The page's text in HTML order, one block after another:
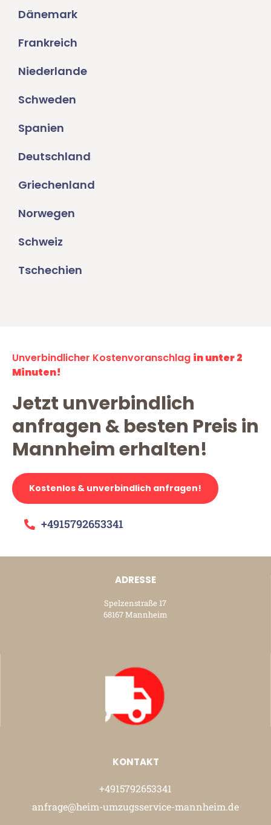
Dänemark
Frankreich
Niederlande
Schweden
Spanien
Deutschland
Griechenland
Norwegen
Schweiz
Tschechien
Unverbindlicher Kostenvoranschlag in unter 2
Minuten!
Jetzt unverbindlich
anfragen & besten Preis in
Mannheim erhalten!
Kostenlos & unverbindlich anfragen!
+4915792653341
ADRESSE
Spelzenstraße 17
68167 Mannheim
KONTAKT
+4915792653341
anfrage@heim-umzugsservice-mannheim.de